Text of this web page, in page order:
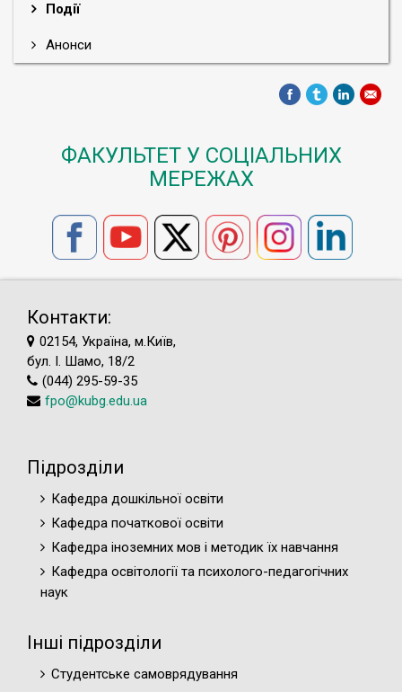
Події
Анонси
ФАКУЛЬТЕТ У СОЦІАЛЬНИХ
МЕРЕЖАХ
Контакти:
02154, Україна, м.Київ,
бул. І. Шамо, 18/2
(044) 295-59-35
fpo@kubg.edu.ua
Підрозділи
Кафедра дошкільної освіти
Кафедра початкової освіти
Кафедра іноземних мов і методик їх навчання
Кафедра освітології та психолого-педагогічних
наук
Інші підрозділи
Студентське самоврядування